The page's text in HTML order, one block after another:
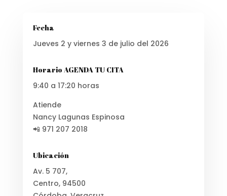
Fecha
Jueves 2 y viernes 3 de julio del 2026
Horario AGENDA TU CITA
9:40 a 17:20 horas
Atiende
Nancy Lagunas Espinosa
📲 971 207 2018
Ubicación
Av. 5 707,
Centro, 94500